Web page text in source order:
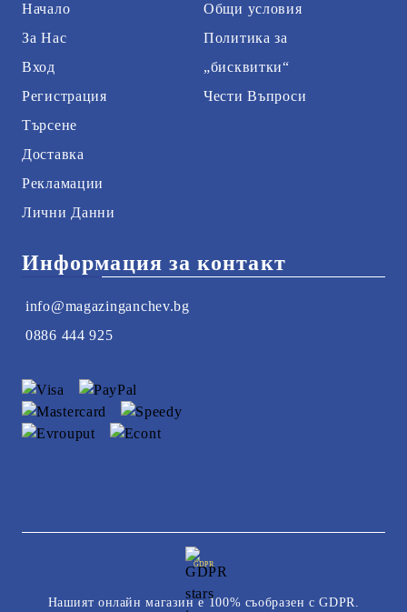
Начало
За Нас
Вход
Регистрация
Търсене
Доставка
Рекламации
Лични Данни
Общи условия
Политика за
„бисквитки“
Чести Въпроси
Информация за контакт
info@magazinganchev.bg
0886 444 925
GDPR
Нашият онлайн магазин е 100% съобразен с GDPR.